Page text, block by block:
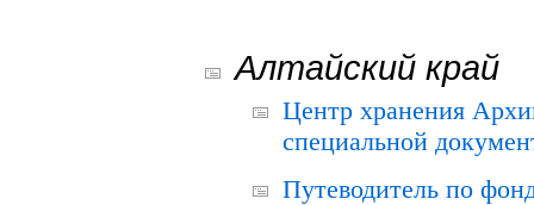
Алтайский край
Центр хранения
специальной
Путеводитель по